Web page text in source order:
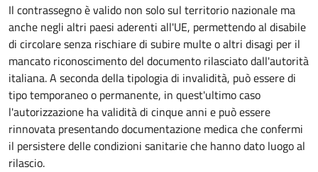
Il contrassegno è valido non solo sul territorio nazionale ma
anche negli altri paesi aderenti all'UE, permettendo al disabile
di circolare senza rischiare di subire multe o altri disagi per il
mancato riconoscimento del documento rilasciato dall'autorità
italiana. A seconda della tipologia di invalidità, può essere di
tipo temporaneo o permanente, in quest'ultimo caso
l'autorizzazione ha validità di cinque anni e può essere
rinnovata presentando documentazione medica che confermi
il persistere delle condizioni sanitarie che hanno dato luogo al
rilascio.